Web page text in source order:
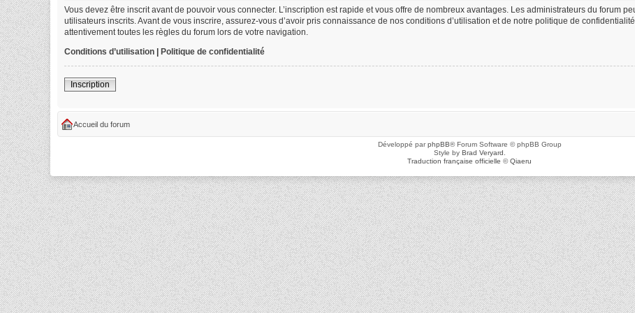
Vous devez être inscrit avant de pouvoir vous connecter. L’inscription est rapide et vous offre de nombreux avantages. Les administrateurs du forum
utilisateurs inscrits. Avant de vous inscrire, assurez-vous d’avoir pris connaissance de nos conditions d’utilisation et de notre politique de
attentivement toutes les règles du forum lors de votre navigation.
Conditions d’utilisation | Politique de confidentialité
Inscription
Accueil du forum
Développé parphpBB® Forum Software © phpBB Group
Style by Brad Veryard
Traduction française officielle ©Qiaeru